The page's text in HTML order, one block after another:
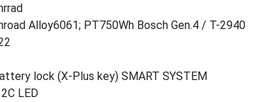
Alloy6061; PT750Wh Bosch Gen.4 / T-2940
lock (X-Plus key) SMART SYSTEM
LED